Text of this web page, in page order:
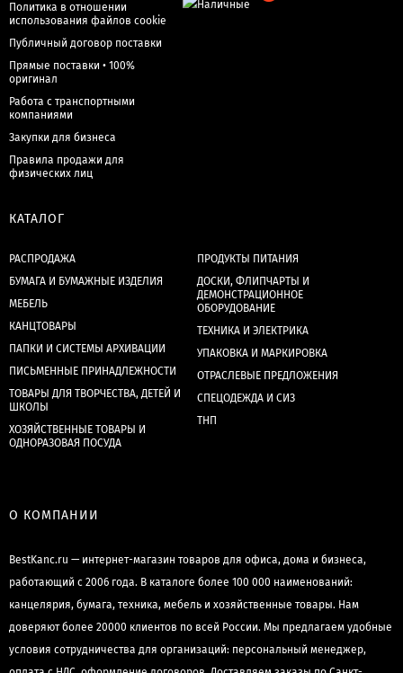
Политика в отношении
использования файлов cookie
Публичный договор поставки
Прямые поставки • 100%
оригинал
Работа с транспортными
компаниями
Закупки для бизнеса
Правила продажи для
физических лиц
КАТАЛОГ
РАСПРОДАЖА
БУМАГА И БУМАЖНЫЕ ИЗДЕЛИЯ
МЕБЕЛЬ
КАНЦТОВАРЫ
ПАПКИ И СИСТЕМЫ АРХИВАЦИИ
ПИСЬМЕННЫЕ ПРИНАДЛЕЖНОСТИ
ТОВАРЫ ДЛЯ ТВОРЧЕСТВА, ДЕТЕЙ И
ШКОЛЫ
ХОЗЯЙСТВЕННЫЕ ТОВАРЫ И
ОДНОРАЗОВАЯ ПОСУДА
ПРОДУКТЫ ПИТАНИЯ
ДОСКИ, ФЛИПЧАРТЫ И
ДЕМОНСТРАЦИОННОЕ
ОБОРУДОВАНИЕ
ТЕХНИКА И ЭЛЕКТРИКА
УПАКОВКА И МАРКИРОВКА
ОТРАСЛЕВЫЕ ПРЕДЛОЖЕНИЯ
СПЕЦОДЕЖДА И СИЗ
ТНП
О КОМПАНИИ
BestKanc.ru — интернет-магазин товаров для офиса, дома и бизнеса,
работающий с 2006 года. В каталоге более 100 000 наименований:
канцелярия, бумага, техника, мебель и хозяйственные товары. Нам
доверяют более 20000 клиентов по всей России. Мы предлагаем удобные
условия сотрудничества для организаций: персональный менеджер,